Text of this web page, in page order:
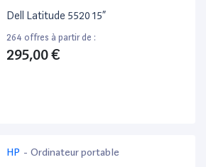
Dell Latitude 5520 15”
264 offres à partir de :
295,00 €
HP - Ordinateur portable